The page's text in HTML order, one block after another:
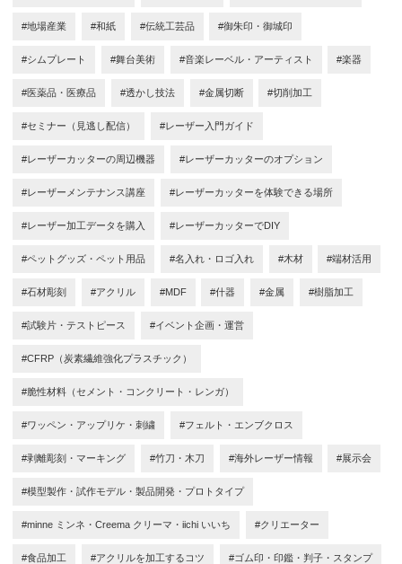
#地場産業 #和紙 #伝統工芸品 #御朱印・御城印
#シムプレート #舞台美術 #音楽レーベル・アーティスト #楽器
#医薬品・医療品 #透かし技法 #金属切断 #切削加工
#セミナー（見逃し配信） #レーザー入門ガイド
#レーザーカッターの周辺機器 #レーザーカッターのオプション
#レーザーメンテナンス講座 #レーザーカッターを体験できる場所
#レーザー加工データを購入 #レーザーカッターでDIY
#ペットグッズ・ペット用品 #名入れ・ロゴ入れ #木材 #端材活用
#石材彫刻 #アクリル #MDF #什器 #金属 #樹脂加工
#試験片・テストピース #イベント企画・運営
#CFRP（炭素繊維強化プラスチック）
#脆性材料（セメント・コンクリート・レンガ）
#ワッペン・アップリケ・刺繍 #フェルト・エンブクロス
#剥離彫刻・マーキング #竹刀・木刀 #海外レーザー情報 #展示会
#模型製作・試作モデル・製品開発・プロトタイプ
#minne ミンネ・Creema クリーマ・iichi いいち #クリエーター
#食品加工 #アクリルを加工するコツ #ゴム印・印鑑・判子・スタンプ